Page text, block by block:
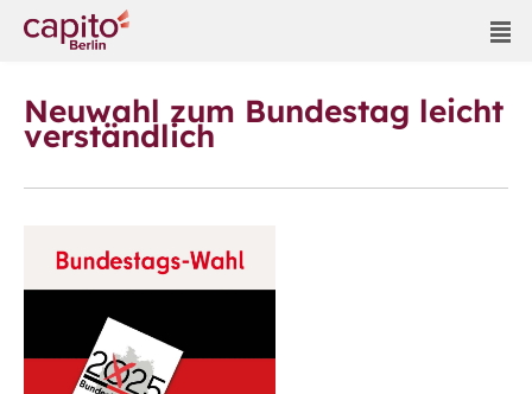
Neuwahl zum Bundestag leicht
verständlich